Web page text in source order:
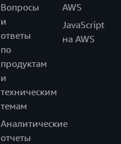
Вопросы
и
ответы
по
продуктам
и
техническим
темам
Аналитические
отчеты
AWS
JavaScript
на AWS